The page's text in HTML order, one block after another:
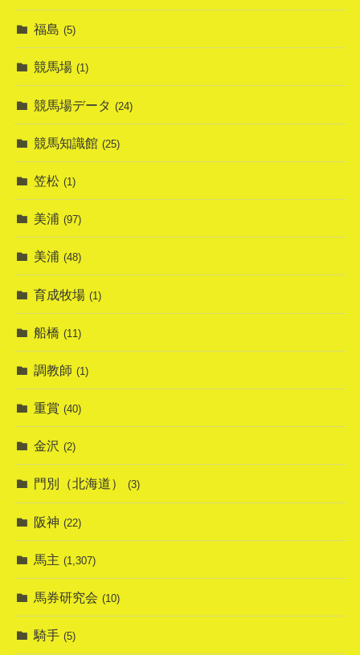
福島 (5)
競馬場 (1)
競馬場データ (24)
競馬知識館 (25)
笠松 (1)
美浦 (97)
美浦 (48)
育成牧場 (1)
船橋 (11)
調教師 (1)
重賞 (40)
金沢 (2)
門別（北海道） (3)
阪神 (22)
馬主 (1,307)
馬券研究会 (10)
騎手 (5)